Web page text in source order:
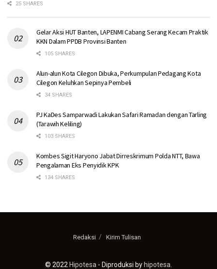
25 SHARES
Gelar Aksi HUT Banten, LAPENMI Cabang Serang Kecam Praktik
KKN Dalam PPDB Provinsi Banten
105 SHARES
Alun-alun Kota Cilegon Dibuka, Perkumpulan Pedagang Kota
Cilegon Keluhkan Sepinya Pembeli
34 SHARES
PJ KaDes Samparwadi Lakukan Safari Ramadan dengan Tarling
(Tarawih Keliling)
103 SHARES
Kombes Sigit Haryono Jabat Dirreskrimum Polda NTT, Bawa
Pengalaman Eks Penyidik KPK
134 SHARES
Redaksi Kirim Tulisan
© 2022 Hipotesa - Diproduksi by hipotesa.